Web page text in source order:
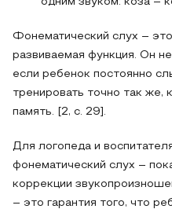
Фонематический слух –
развиваемая функция. Он
если ребенок постоянно
тренировать точно так
память. [2, с. 29].
Для логопеда и
фонематический слух –
коррекции
– это гарантия того, что